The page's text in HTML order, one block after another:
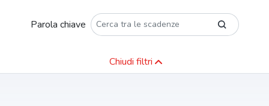
Parola chiave
Chiudi filtri